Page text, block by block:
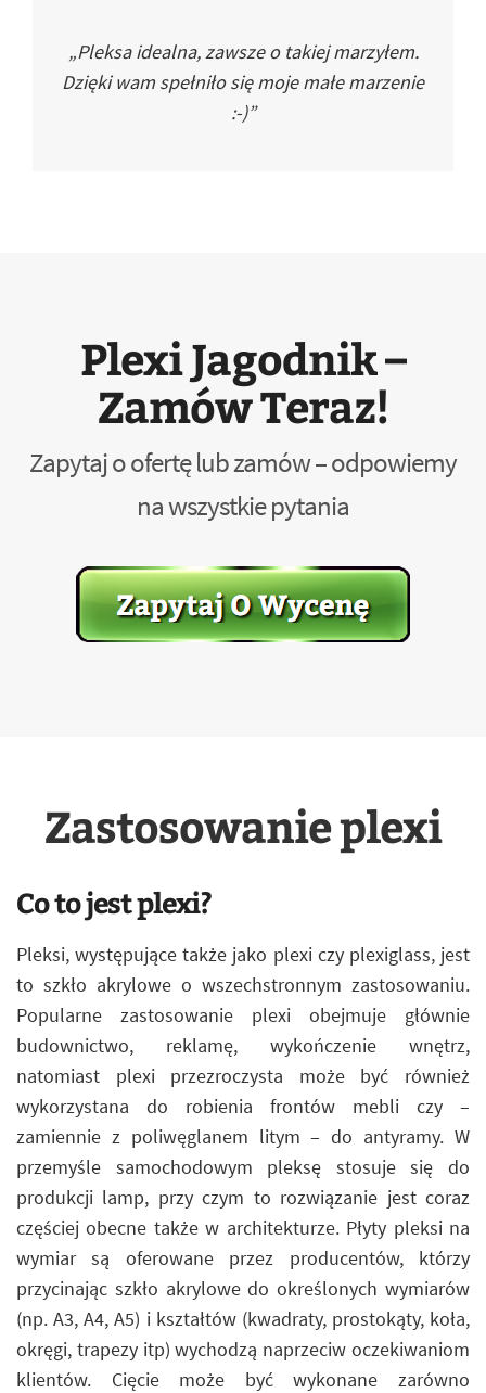
„Pleksa idealna, zawsze o takiej marzyłem.
Dzięki wam spełniło się moje małe marzenie
:-)”
Plexi Jagodnik –
Zamów Teraz!
Zapytaj o ofertę lub zamów – odpowiemy
na wszystkie pytania
Zastosowanie plexi
Co to jest plexi?
Pleksi, występujące także jako plexi czy plexiglass, jest
to szkło akrylowe o wszechstronnym zastosowaniu.
Popularne zastosowanie plexi obejmuje głównie
budownictwo, reklamę, wykończenie wnętrz,
natomiast plexi przezroczysta może być również
wykorzystana do robienia frontów mebli czy –
zamiennie z poliwęglanem litym – do antyramy. W
przemyśle samochodowym pleksę stosuje się do
produkcji lamp, przy czym to rozwiązanie jest coraz
częściej obecne także w architekturze. Płyty pleksi na
wymiar są oferowane przez producentów, którzy
przycinając szkło akrylowe do określonych wymiarów
(np. A3, A4, A5) i kształtów (kwadraty, prostokąty, koła,
okręgi, trapezy itp) wychodzą naprzeciw oczekiwaniom
klientów. Cięcie może być wykonane zarówno